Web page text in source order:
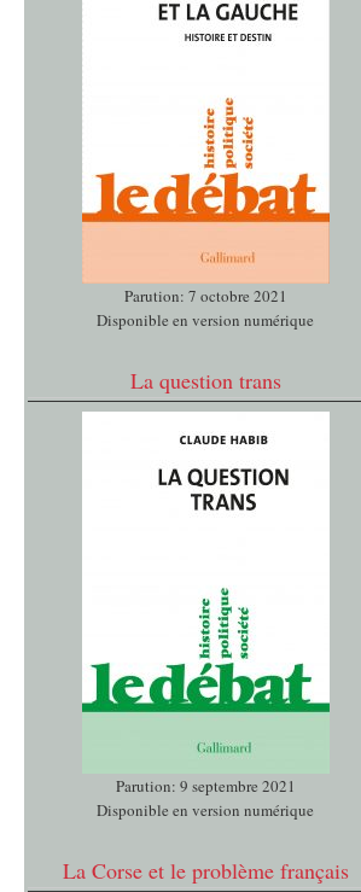
Parution: 7 octobre 2021
Disponible en version numérique
La question trans
Parution: 9 septembre 2021
Disponible en version numérique
La Corse et le problème français